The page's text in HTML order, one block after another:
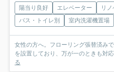
陽当り良好 エレベーター リ
バス・トイレ別
室内洗濯機置場
女性の方へ。フローリング張替済み
を設置しており、万が一のときも対
る